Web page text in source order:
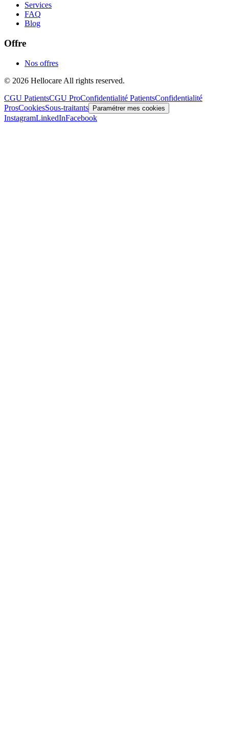
Services
FAQ
Blog
Offre
Nos offres
© 2026 Hellocare All rights reserved.
CGU PatientsCGU ProConfidentialité PatientsConfidentialité
ProsCookiesSous-traitants Paramétrer mes cookies
InstagramLinkedInFacebook